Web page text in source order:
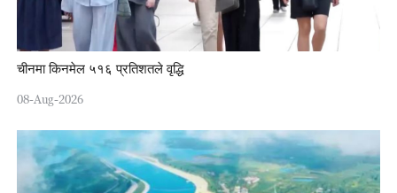
चीनमा किनमेल ५१६ प्रतिशतले वृद्धि
08-Aug-2026